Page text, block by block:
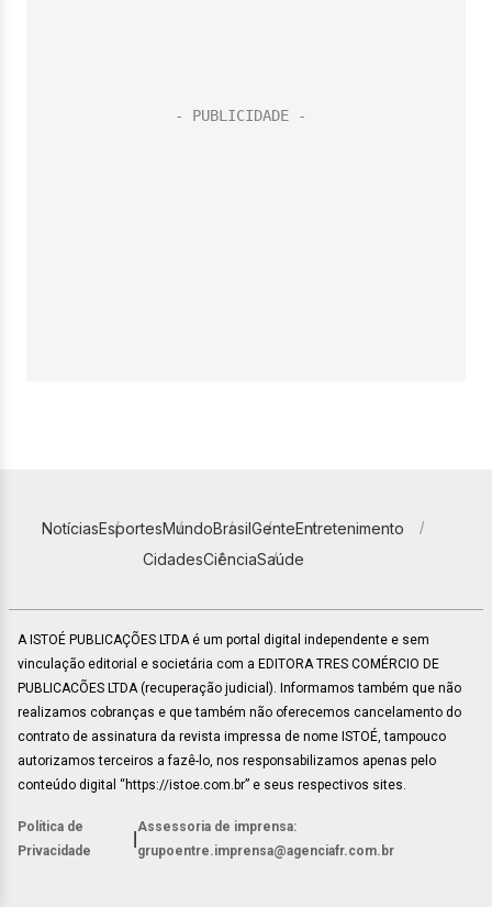
NotíciasEsportesMundoBrasilGenteEntretenimento
CidadesCiênciaSaúde
A ISTOÉ PUBLICAÇÕES LTDA é um portal digital independente e sem
vinculação editorial e societária com a EDITORA TRES COMÉRCIO DE
PUBLICACÕES LTDA (recuperação judicial). Informamos também que não
realizamos cobranças e que também não oferecemos cancelamento do
contrato de assinatura da revista impressa de nome ISTOÉ, tampouco
autorizamos terceiros a fazê-lo, nos responsabilizamos apenas pelo
conteúdo digital “https://istoe.com.br” e seus respectivos sites.
Política de
Privacidade
Assessoria de imprensa:
grupoentre.imprensa@agenciafr.com.br